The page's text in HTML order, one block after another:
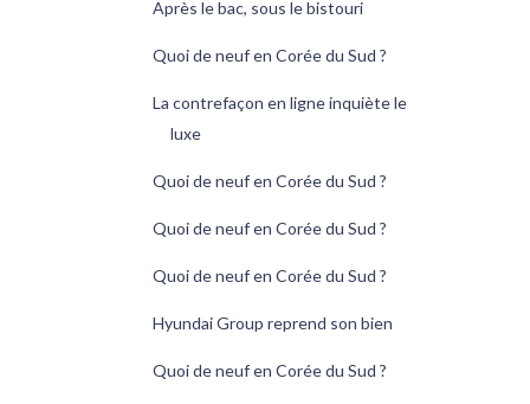
Après le bac, sous le bistouri
Quoi de neuf en Corée du Sud ?
La contrefaçon en ligne inquiète le
luxe
Quoi de neuf en Corée du Sud ?
Quoi de neuf en Corée du Sud ?
Quoi de neuf en Corée du Sud ?
Hyundai Group reprend son bien
Quoi de neuf en Corée du Sud ?